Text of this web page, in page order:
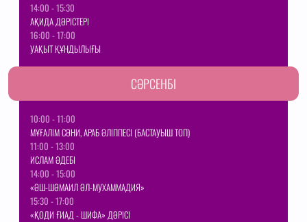
14:00 - 15:30
АҚИДА ДӘРІСТЕРІ
16:00 - 17:00
УАҚЫТ ҚҰНДЫЛЫҒЫ
СӘРСЕНБІ
10:00 - 11:00
МҰҒАЛІМ СӘНИ, АРАБ ӘЛІППЕСІ (БАСТАУЫШ ТОП)
11:00 - 13:00
ИСЛАМ ӘДЕБІ
14:00 - 15:00
«ӘШ-ШӘМАИЛ ӘЛ-МУХАММАДИЯ»
15:30 - 17:00
«ҚОДИ ҒИАД - ШИФА» ДӘРІСІ